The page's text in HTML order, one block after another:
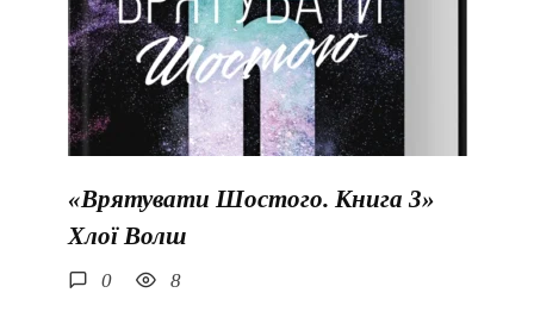
«Врятувати Шостого. Книга 3»
Хлої Волш
0 8